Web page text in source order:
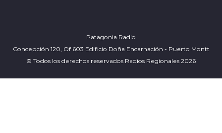
Patagonia Radio
Concepción 120, Of 603 Edificio Doña Encarnación - Puerto Montt
© Todos los derechos reservados Radios Regionales 2026